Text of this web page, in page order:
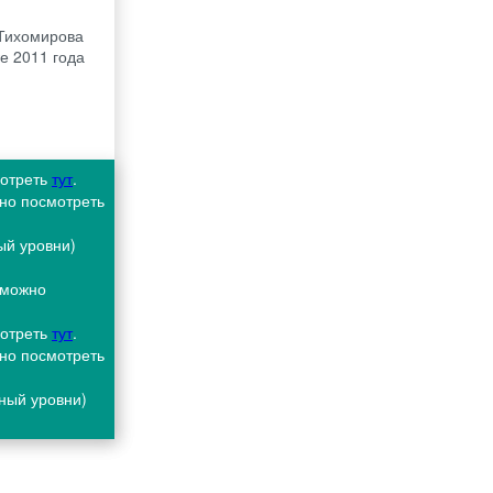
2011 года
тут.
посмотреть
уровни)
тут.
посмотреть
уровни)